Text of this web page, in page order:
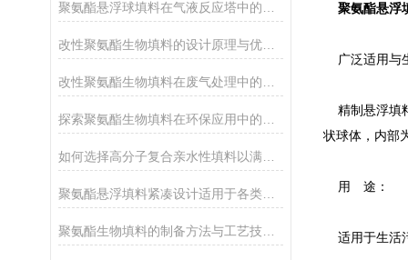
改性聚氨酯生物填料的设计原理与优化方法介绍
聚氨酯生物填料的制备方法与工艺技术探讨
聚氨酯悬浮
广泛适用与
精制悬浮填
状球体，内部
用 途：
适用于生活